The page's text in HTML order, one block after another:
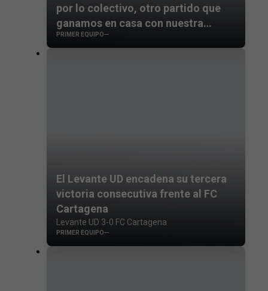
por lo colectivo, otro partido que
ganamos en casa con nuestra
gente"
PRIMER EQUIPO
El Levante UD encadena su tercera
victoria consecutiva frente al FC
Cartagena
Levante UD 3-0 FC Cartagena
PRIMER EQUIPO